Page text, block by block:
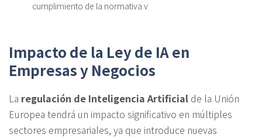
cumplimiento de la normativa v
Impacto de la Ley de IA en
Empresas y Negocios
La regulación de Inteligencia Artificial de la Unión
Europea tendrá un impacto significativo en múltiples
sectores empresariales, ya que introduce nuevas